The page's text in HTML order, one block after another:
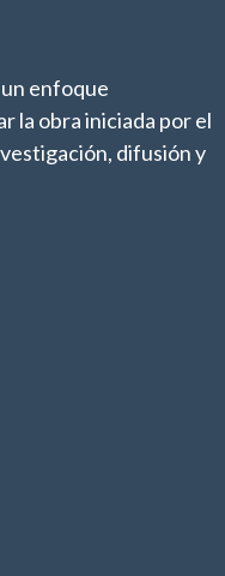
enfoque
la obra iniciada por el
difusión y